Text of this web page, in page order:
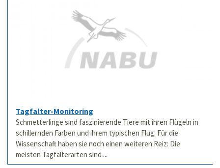
Tagfalter-Monitoring
Schmetterlinge sind faszinierende Tiere mit ihren Flügeln in
schillernden Farben und ihrem typischen Flug. Für die
Wissenschaft haben sie noch einen weiteren Reiz: Die
meisten Tagfalterarten sind ...